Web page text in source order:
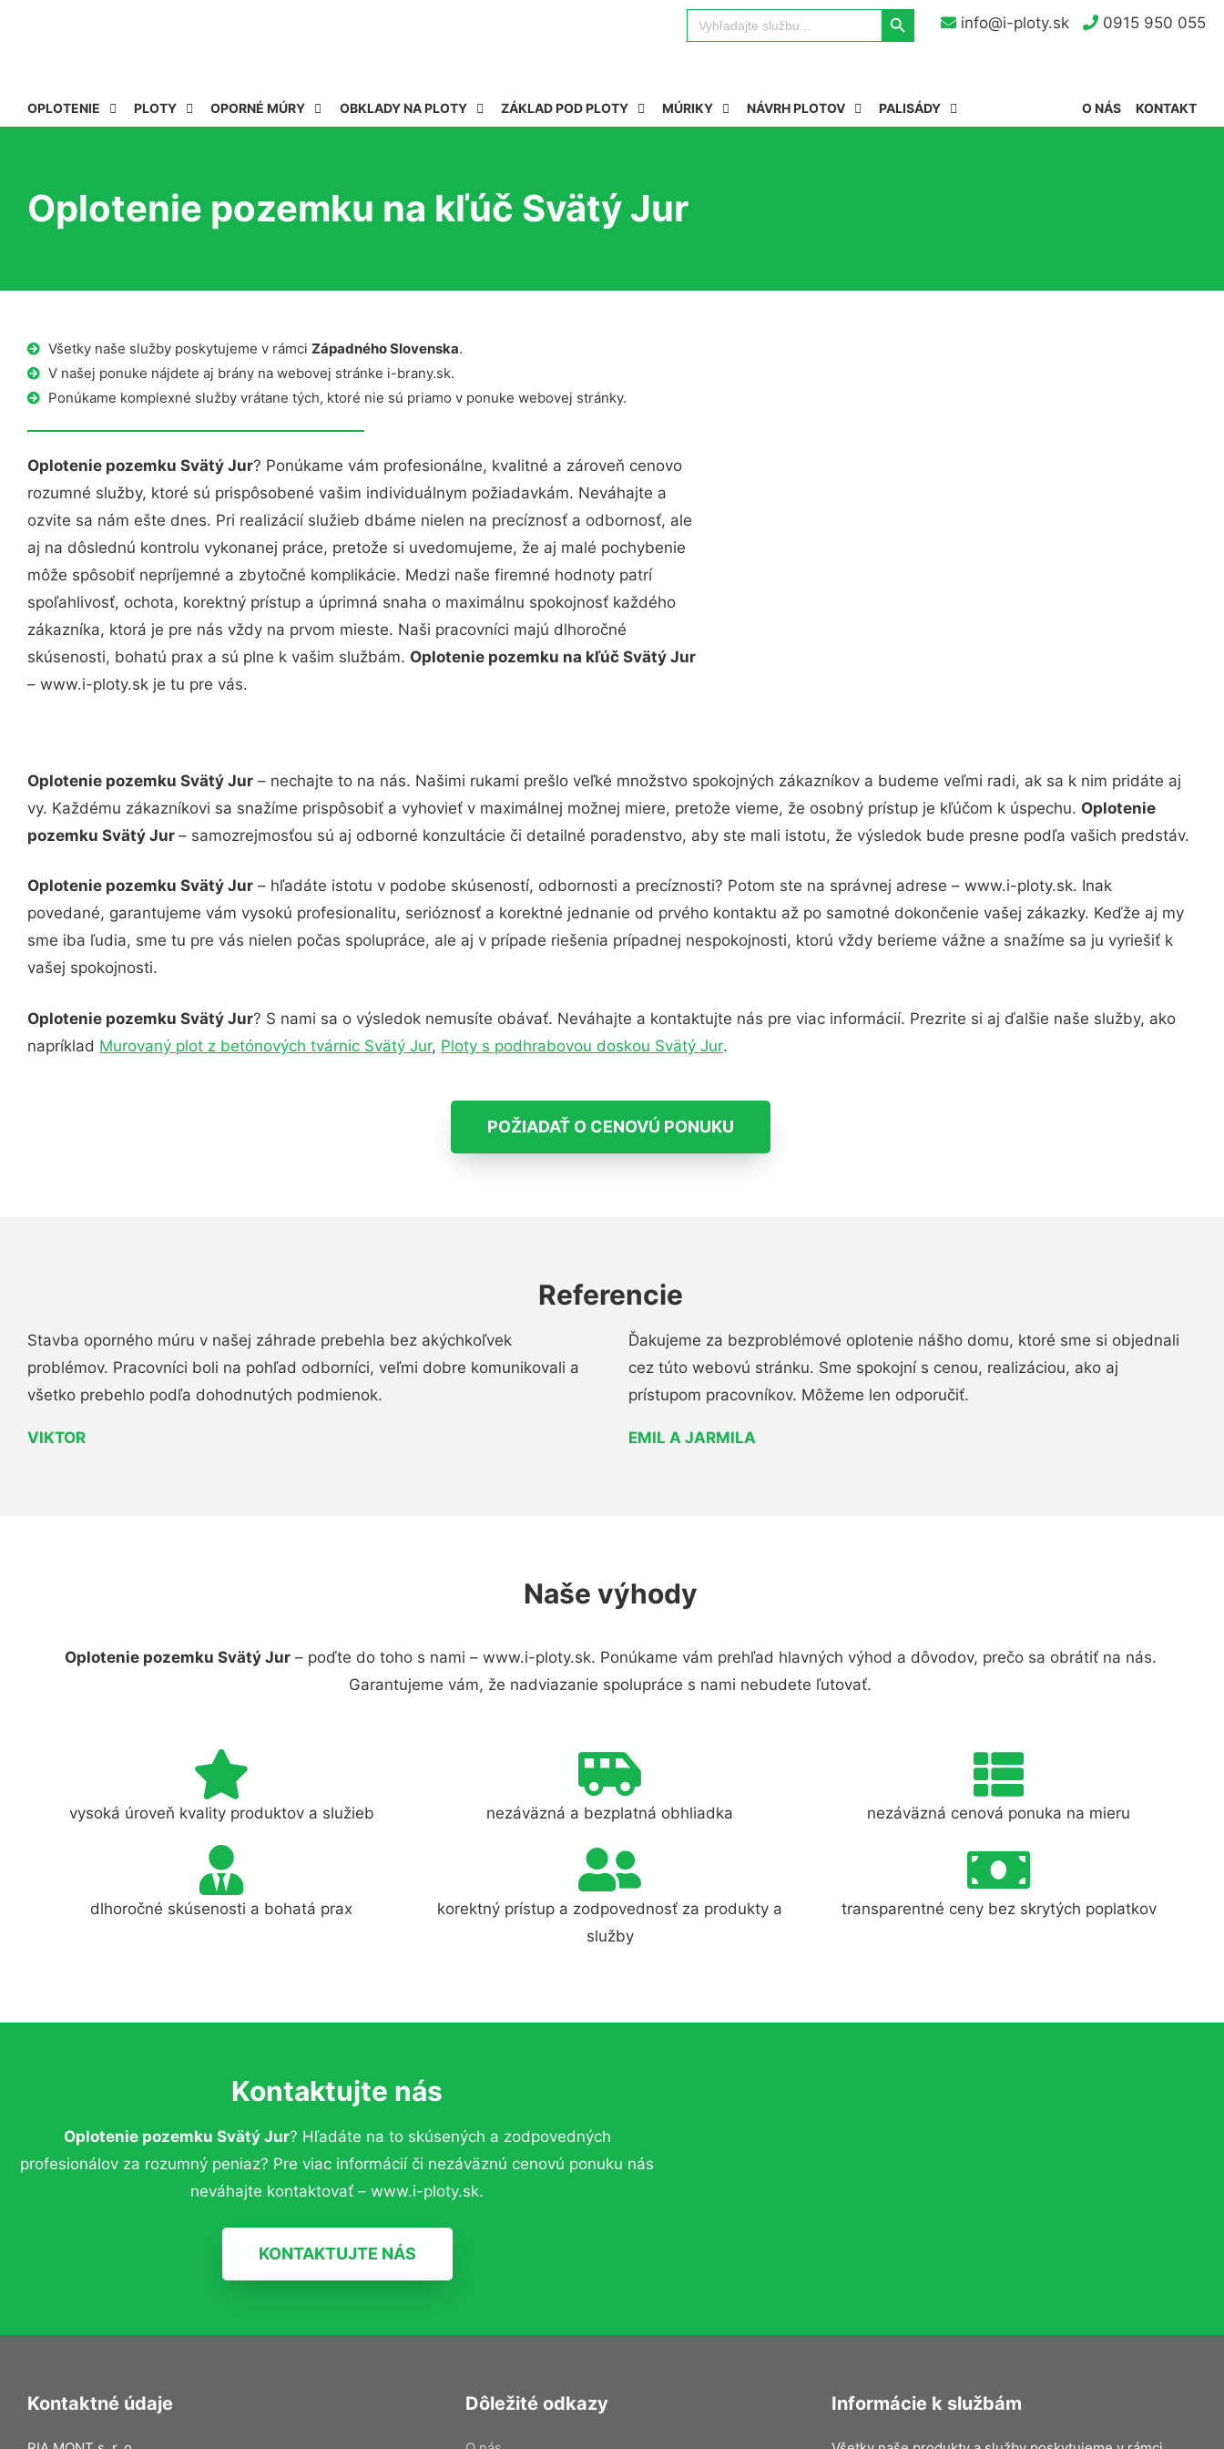
info@i-ploty.sk 0915 950 055
Search
for:
Search Button
OPLOTENIE PLOTY OPORNÉ MÚRY OBKLADY NA PLOTY ZÁKLAD POD PLOTY MÚRIKY NÁVRH PLOTOV PALISÁDY KONTAKT
O NÁS
Oplotenie pozemku na kľúč Svätý Jur
Všetky naše služby poskytujeme v rámci Západného Slovenska.
V našej ponuke nájdete aj brány na webovej stránke i-brany.sk.
Ponúkame komplexné služby vrátane tých, ktoré nie sú priamo v ponuke webovej stránky.
Oplotenie pozemku Svätý Jur? Ponúkame vám profesionálne, kvalitné a zároveň cenovo
rozumné služby, ktoré sú prispôsobené vašim individuálnym požiadavkám. Neváhajte a
ozvite sa nám ešte dnes. Pri realizácií služieb dbáme nielen na precíznosť a odbornosť, ale
aj na dôslednú kontrolu vykonanej práce, pretože si uvedomujeme, že aj malé pochybenie
môže spôsobiť nepríjemné a zbytočné komplikácie. Medzi naše firemné hodnoty patrí
spoľahlivosť, ochota, korektný prístup a úprimná snaha o maximálnu spokojnosť každého
zákazníka, ktorá je pre nás vždy na prvom mieste. Naši pracovníci majú dlhoročné
skúsenosti, bohatú prax a sú plne k vašim službám. Oplotenie pozemku na kľúč Svätý Jur
– www.i-ploty.sk je tu pre vás.
Oplotenie pozemku Svätý Jur – nechajte to na nás. Našimi rukami prešlo veľké množstvo spokojných zákazníkov a budeme veľmi radi, ak sa k nim pridáte aj
vy. Každému zákazníkovi sa snažíme prispôsobiť a vyhovieť v maximálnej možnej miere, pretože vieme, že osobný prístup je kľúčom k úspechu. Oplotenie
pozemku Svätý Jur – samozrejmosťou sú aj odborné konzultácie či detailné poradenstvo, aby ste mali istotu, že výsledok bude presne podľa vašich predstáv.
Oplotenie pozemku Svätý Jur – hľadáte istotu v podobe skúseností, odbornosti a precíznosti? Potom ste na správnej adrese – www.i-ploty.sk. Inak
povedané, garantujeme vám vysokú profesionalitu, serióznosť a korektné jednanie od prvého kontaktu až po samotné dokončenie vašej zákazky. Keďže aj my
sme iba ľudia, sme tu pre vás nielen počas spolupráce, ale aj v prípade riešenia prípadnej nespokojnosti, ktorú vždy berieme vážne a snažíme sa ju vyriešiť k
vašej spokojnosti.
Oplotenie pozemku Svätý Jur? S nami sa o výsledok nemusíte obávať. Neváhajte a kontaktujte nás pre viac informácií. Prezrite si aj ďalšie naše služby, ako
napríklad Murovaný plot z betónových tvárnic Svätý Jur, Ploty s podhrabovou doskou Svätý Jur.
POŽIADAŤ O CENOVÚ PONUKU
Referencie
Stavba oporného múru v našej záhrade prebehla bez akýchkoľvek
problémov. Pracovníci boli na pohľad odborníci, veľmi dobre komunikovali a
všetko prebehlo podľa dohodnutých podmienok.
VIKTOR
Ďakujeme za bezproblémové oplotenie nášho domu, ktoré sme si objednali
cez túto webovú stránku. Sme spokojní s cenou, realizáciou, ako aj
prístupom pracovníkov. Môžeme len odporučiť.
EMIL A JARMILA
Naše výhody
Oplotenie pozemku Svätý Jur– poďte do toho s nami – www.i-ploty.sk. Ponúkame vám prehľad hlavných výhod a dôvodov, prečo sa obrátiť na nás.
Garantujeme vám, že nadviazanie spolupráce s nami nebudete ľutovať.
vysoká úroveň kvality produktov a služieb nezáväzná a bezplatná obhliadka nezáväzná cenová ponuka na mieru
dlhoročné skúsenosti a bohatá prax
korektný prístup a zodpovednosť za produkty a
služby
transparentné ceny bez skrytých poplatkov
Kontaktujte nás
Oplotenie pozemku Svätý Jur? Hľadáte na to skúsených a zodpovedných
profesionálov za rozumný peniaz? Pre viac informácií či nezáväznú cenovú ponuku nás
neváhajte kontaktovať – www.i-ploty.sk.
KONTAKTUJTE NÁS
Kontaktné údaje Dôležité odkazy Informácie k službám